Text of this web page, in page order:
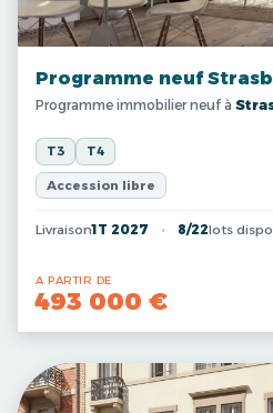
Programme neuf
Programme immobilier neuf à
T3 T4
Accession libre
Livraison1T 2027 8/22lots dispo
A PARTIR DE
493 000 €